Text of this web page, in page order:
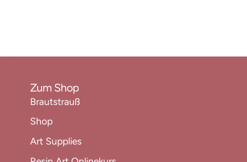
Zum Shop
Brautstrauß
Shop
Art Supplies